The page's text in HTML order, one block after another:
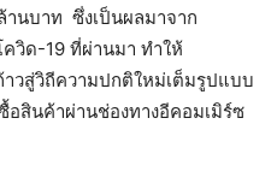
นบาท ซึ่งเป็นผลมาจาก
วิด-19 ที่ผ่านมา ทำให้
วสู่วิถีความปกติใหม่เต็มรูปแบบ
อสินค้าผ่านช่องทางอีคอมเมิร์ซ